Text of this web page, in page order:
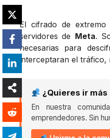
El cifrado de
servidores de Meta.
necesarias para
interceptaran el tráfico,
¿Quieres ir
En nuestra
emprendedores. Sin